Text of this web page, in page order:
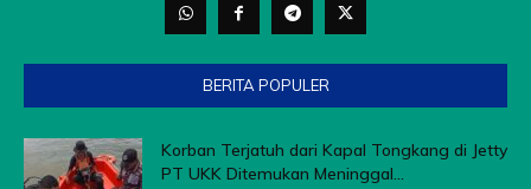
BERITA POPULER
Korban Terjatuh dari Kapal Tongkang di Jetty
PT UKK Ditemukan Meninggal...